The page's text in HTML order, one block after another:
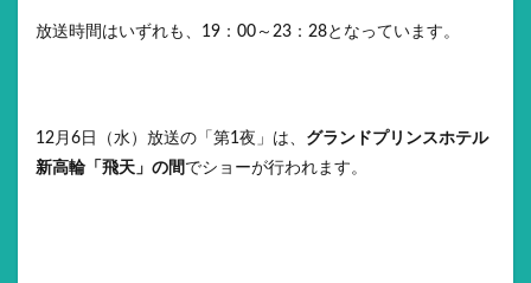
放送時間はいずれも、19：00～23：28となっています。
12月6日（水）放送の「第1夜」は、 グランドプリンスホテル
新高輪「飛天」の間 でショーが行われます。